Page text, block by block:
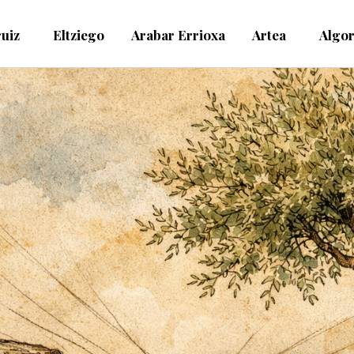
Eltziego Arabar Errioxa Artea